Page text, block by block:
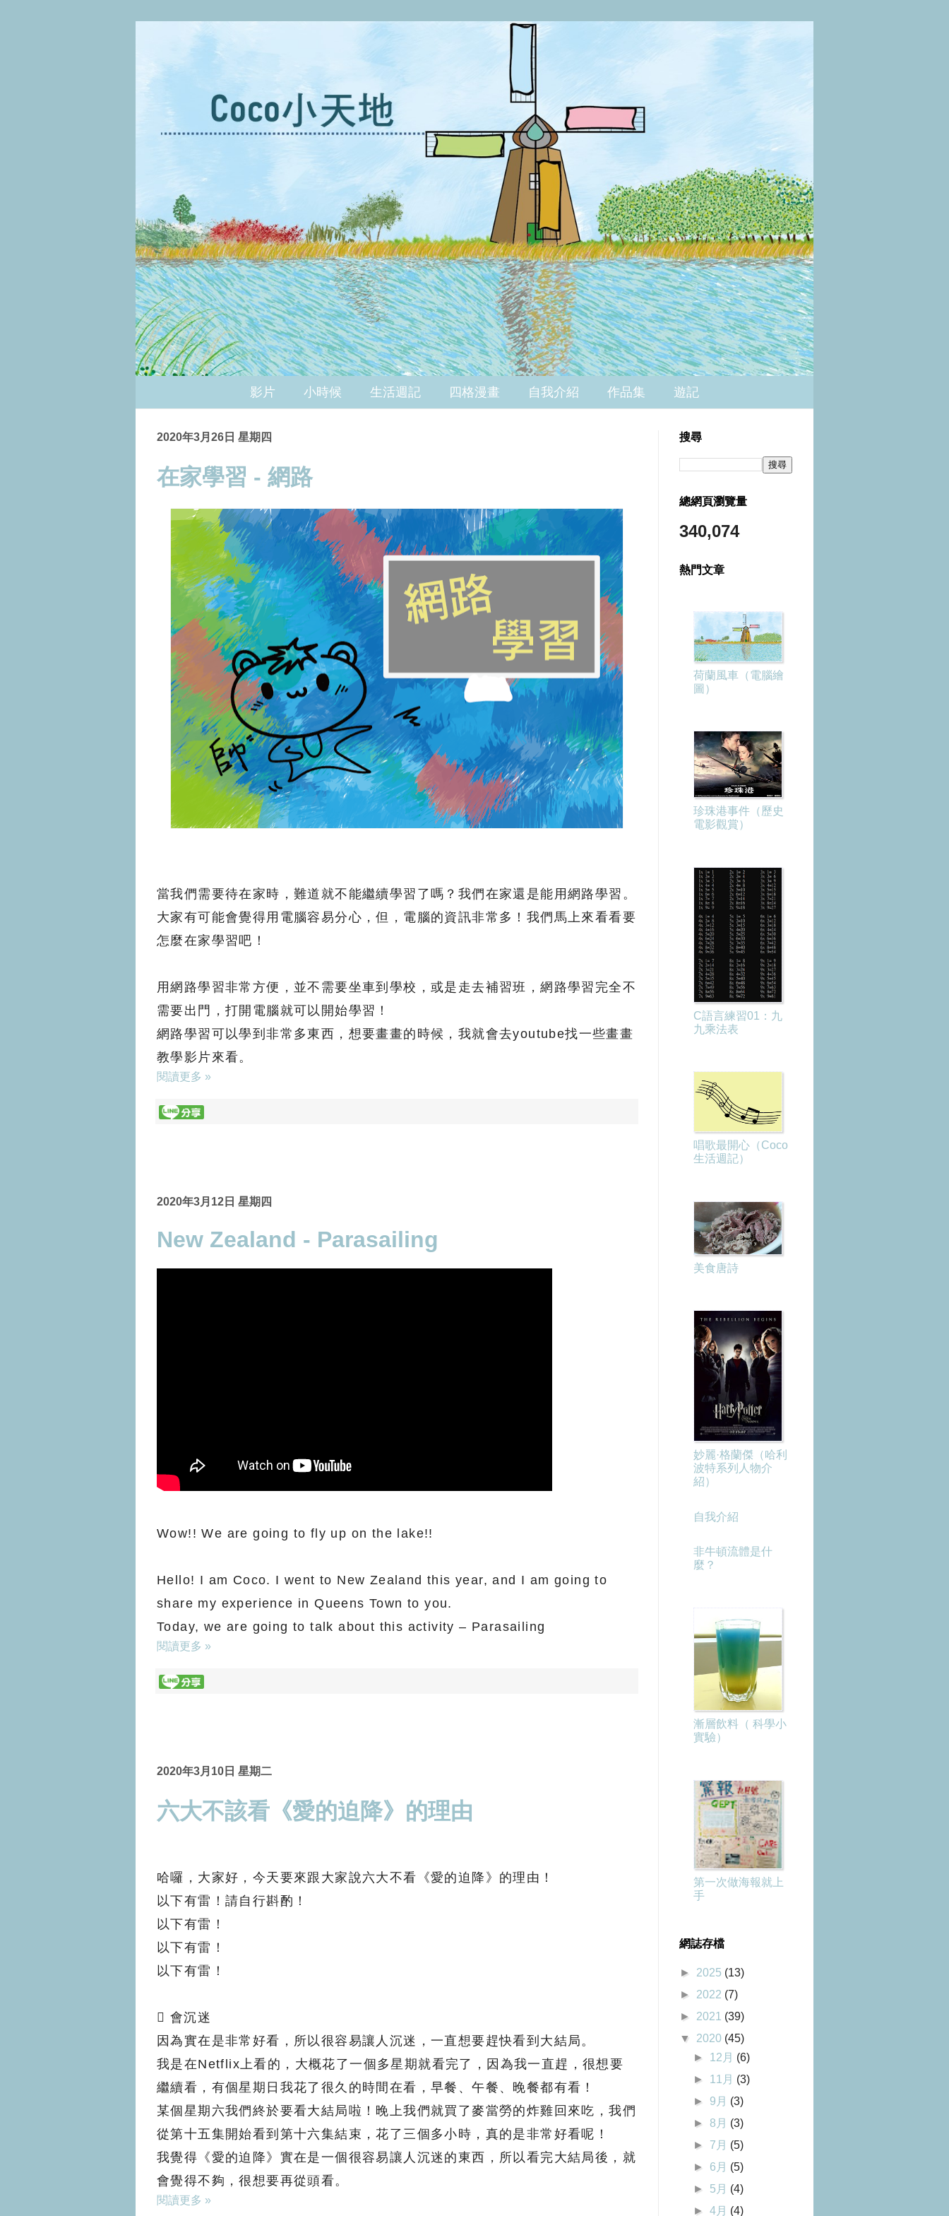
影片 小時候 生活週記 四格漫畫 自我介紹 作品集 遊記
2020年3月26日 星期四
在家學習 - 網路
當我們需要待在家時，難道就不能繼續學習了嗎？我們在家還是能用網路學習。
大家有可能會覺得用電腦容易分心，但，電腦的資訊非常多！我們馬上來看看要
怎麼在家學習吧！
用網路學習非常方便，並不需要坐車到學校，或是走去補習班，網路學習完全不
需要出門，打開電腦就可以開始學習！
網路學習可以學到非常多東西，想要畫畫的時候，我就會去youtube找一些畫畫
教學影片來看。
閱讀更多 »
2020年3月12日 星期四
New Zealand - Parasailing
Wow!! We are going to fly up on the lake!!
Hello! I am Coco. I went to New Zealand this year, and I am going to
share my experience in Queens Town to you.
Today, we are going to talk about this activity – Parasailing
閱讀更多 »
2020年3月10日 星期二
六大不該看《愛的迫降》的理由
哈囉，大家好，今天要來跟大家說六大不看《愛的迫降》的理由！
以下有雷！請自行斟酌！
以下有雷！
以下有雷！
以下有雷！
 會沉迷
因為實在是非常好看，所以很容易讓人沉迷，一直想要趕快看到大結局。
我是在Netflix上看的，大概花了一個多星期就看完了，因為我一直趕，很想要
繼續看，有個星期日我花了很久的時間在看，早餐、午餐、晚餐都有看！
某個星期六我們終於要看大結局啦！晚上我們就買了麥當勞的炸雞回來吃，我們
從第十五集開始看到第十六集結束，花了三個多小時，真的是非常好看呢！
我覺得《愛的迫降》實在是一個很容易讓人沉迷的東西，所以看完大結局後，就
會覺得不夠，很想要再從頭看。
閱讀更多 »
搜尋
總網頁瀏覽量
340,074
熱門文章
荷蘭風車（電腦繪
圖）
珍珠港事件（歷史
電影觀賞）
C語言練習01：九
九乘法表
唱歌最開心（Coco
生活週記）
美食唐詩
妙麗·格蘭傑（哈利
波特系列人物介
紹）
自我介紹
非牛頓流體是什
麼？
漸層飲料（ 科學小
實驗）
第一次做海報就上
手
網誌存檔
► 2025 (13)
► 2022 (7)
► 2021 (39)
▼ 2020 (45)
► 12月 (6)
► 11月 (3)
► 9月 (3)
►8月 (3)
► 7月 (5)
► 6月 (5)
► 5月 (4)
►4月 (4)